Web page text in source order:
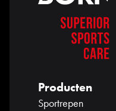
Producten
Sportrepen